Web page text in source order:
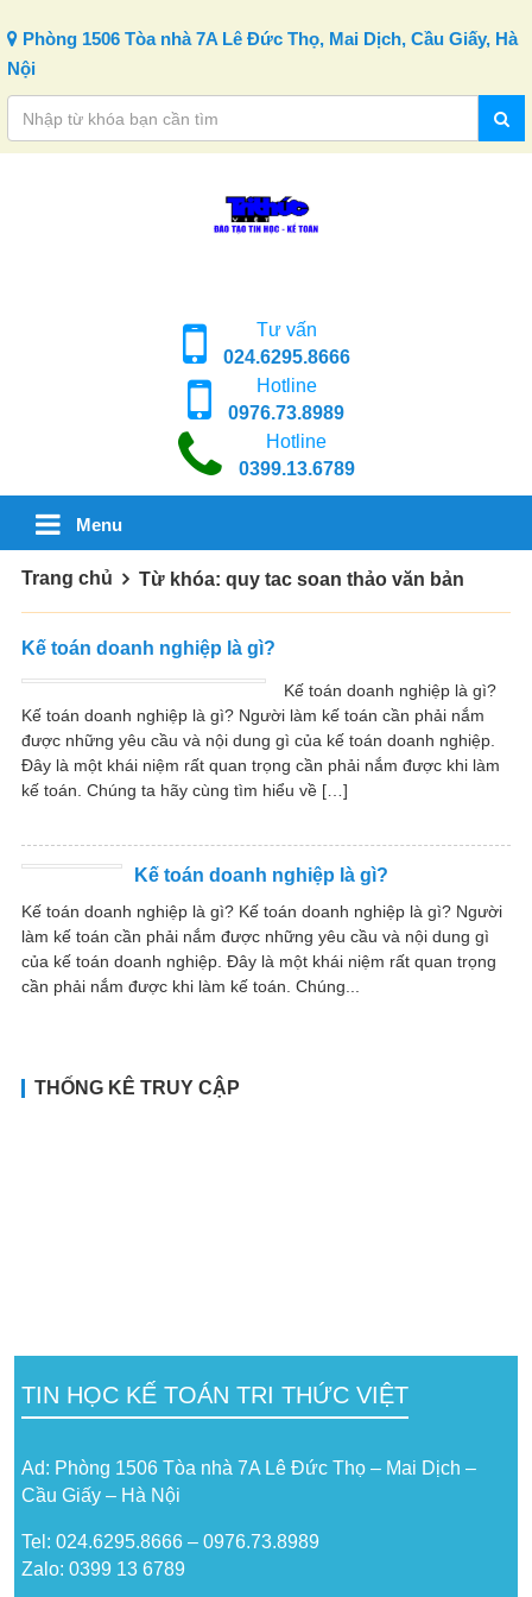
Phòng 1506 Tòa nhà 7A Lê Đức Thọ, Mai Dịch, Cầu Giấy, Hà
Nội
Tư vấn
024.6295.8666
Hotline
0976.73.8989
Hotline
0399.13.6789
Menu
Trang chủ Từ khóa: quy tac soan thảo văn bản
Kế toán doanh nghiệp là gì?
Kế toán doanh nghiệp là gì?
Kế toán doanh nghiệp là gì? Người làm kế toán cần phải nắm
được những yêu cầu và nội dung gì của kế toán doanh nghiệp.
Đây là một khái niệm rất quan trọng cần phải nắm được khi làm
kế toán. Chúng ta hãy cùng tìm hiểu về […]
Kế toán doanh nghiệp là gì?
Kế toán doanh nghiệp là gì? Kế toán doanh nghiệp là gì? Người
làm kế toán cần phải nắm được những yêu cầu và nội dung gì
của kế toán doanh nghiệp. Đây là một khái niệm rất quan trọng
cần phải nắm được khi làm kế toán. Chúng...
THỐNG KÊ TRUY CẬP
TIN HỌC KẾ TOÁN TRI THỨC VIỆT
Ad: Phòng 1506 Tòa nhà 7A Lê Đức Thọ – Mai Dịch –
Cầu Giấy – Hà Nội
Tel: 024.6295.8666 – 0976.73.8989
Zalo: 0399 13 6789